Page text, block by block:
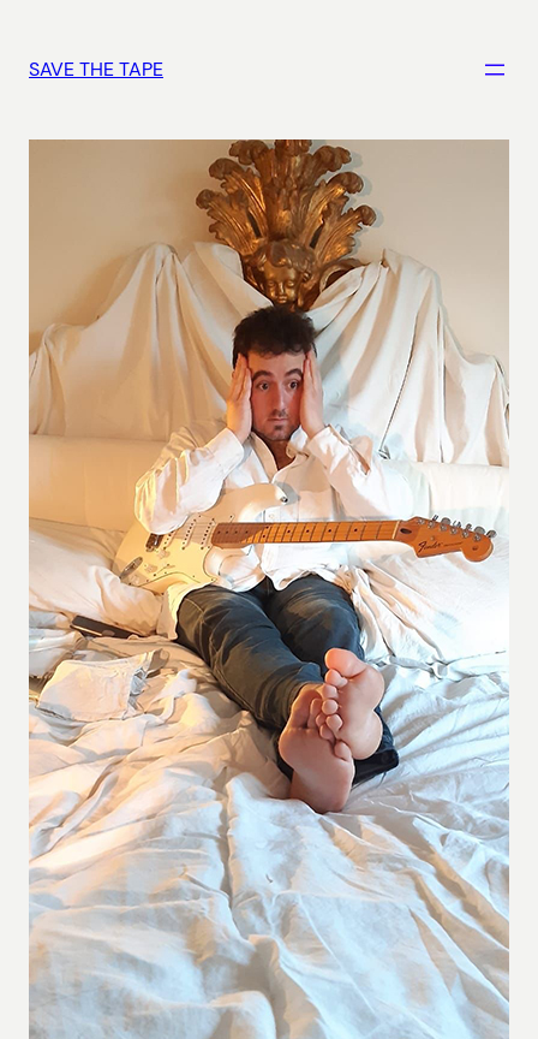
contenuto
SAVE THE TAPE